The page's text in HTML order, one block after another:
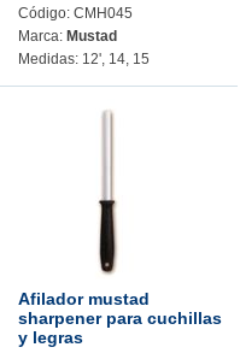
Código: CMH045
Marca: Mustad
Medidas: 12', 14, 15
Afilador mustad
sharpener para cuchillas
y legras